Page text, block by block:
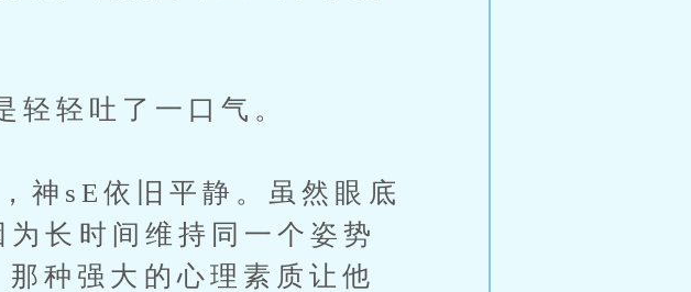
轻吐了一口气。
sE依旧平静。虽然眼底
长时间维持同一个姿势
种强大的心理素质让他